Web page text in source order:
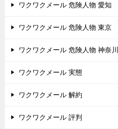
ワクワクメール 危険人物 愛知
ワクワクメール 危険人物 東京
ワクワクメール 危険人物 神奈川
ワクワクメール 実態
ワクワクメール 解約
ワクワクメール 評判